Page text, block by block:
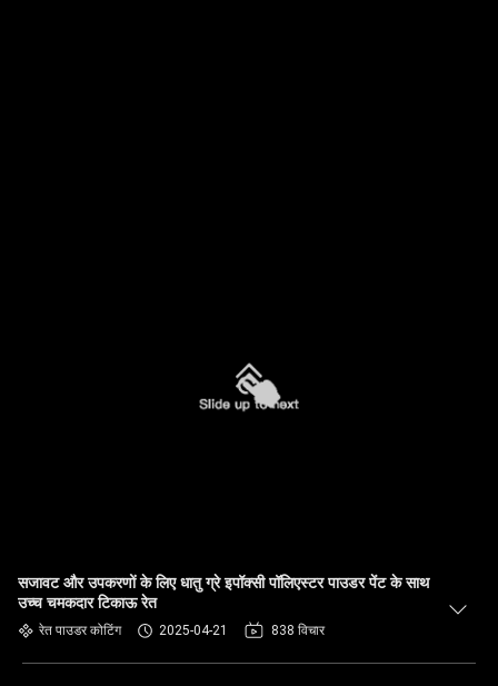
सजावट और उपकरणों के लिए धातु ग्रे इपॉक्सी पॉलिएस्टर पाउडर पेंट के साथ
उच्च चमकदार टिकाऊ रेत
रेत पाउडर कोटिंग 2025-04-21 838 विचार